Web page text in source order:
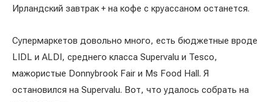
Ирландский завтрак + на кофе с круассаном останется.
Супермаркетов довольно много, есть бюджетные вроде
LIDL и ALDI, среднего класса Supervalu и Tesco,
мажористые Donnybrook Fair и Ms Food Hall. Я
остановился на Supervalu. Вот, что удалось собрать на